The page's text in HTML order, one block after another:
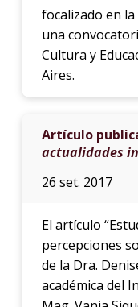
focalizado en
una
Cultura y
Aires.
Artículo
actualidades
26 set. 2017
El artículo
percepciones
de la Dra.
académica del